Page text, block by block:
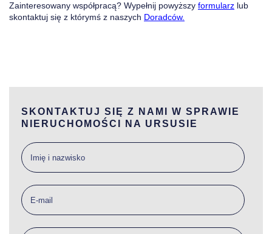
Zainteresowany współpracą? Wypełnij powyższy formularz lub
skontaktuj się z którymś z naszych Doradców.
SKONTAKTUJ SIĘ Z NAMI W SPRAWIE
NIERUCHOMOŚCI NA URSUSIE